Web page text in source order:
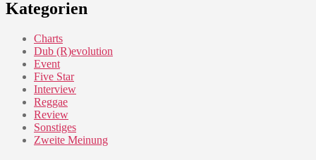
Kategorien
Charts
Dub (R)evolution
Event
Five Star
Interview
Reggae
Review
Sonstiges
Zweite Meinung